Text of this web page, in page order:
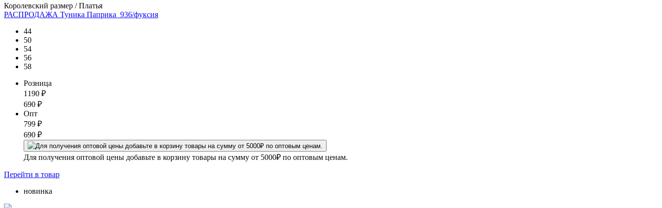
Королевский размер / Платья
РАСПРОДАЖА Туника Паприка_936/фуксия
44
50
54
56
58
Розница
1190 ₽
690 ₽
Опт
799 ₽
690 ₽
Для получения оптовой цены добавьте в корзину товары на сумму от 5000₽ по оптовым ценам.
Перейти в товар
новинка